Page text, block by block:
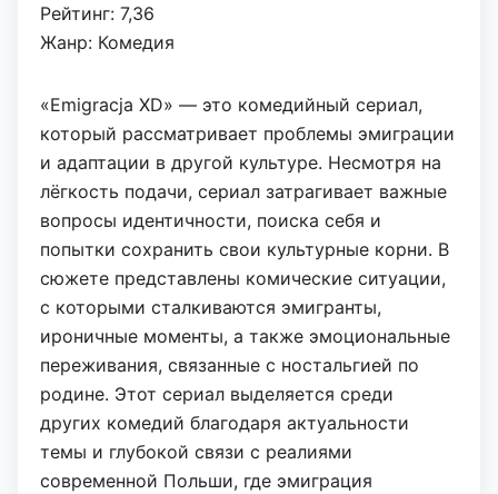
Рейтинг: 7,36
Жанр: Комедия
«Emigracja XD» — это комедийный сериал,
который рассматривает проблемы эмиграции
и адаптации в другой культуре. Несмотря на
лёгкость подачи, сериал затрагивает важные
вопросы идентичности, поиска себя и
попытки сохранить свои культурные корни. В
сюжете представлены комические ситуации,
с которыми сталкиваются эмигранты,
ироничные моменты, а также эмоциональные
переживания, связанные с ностальгией по
родине. Этот сериал выделяется среди
других комедий благодаря актуальности
темы и глубокой связи с реалиями
современной Польши, где эмиграция